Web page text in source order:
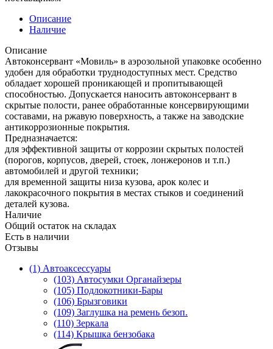
Описание
Наличие
Описание
Автоконсервант «Мовиль» в аэрозольной упаковке особенно
удобен для обработки труднодоступных мест. Средство
обладает хорошей проникающей и пропитывающей
способностью. Допускается наносить автоконсервант в
скрытые полости, ранее обработанные консервирующими
составами, на ржавую поверхность, а также на заводские
антикоррозионные покрытия.
Предназначается:
для эффективной защиты от коррозии скрытых полостей
(порогов, корпусов, дверей, стоек, лонжеронов и т.п.)
автомобилей и другой техники;
для временной защиты низа кузова, арок колес и
лакокрасочного покрытия в местах стыков и соединений
деталей кузова.
Наличие
Общий остаток на складах
Есть в наличии
Отзывы
(1) Автоаксессуары
(103) Автосумки Органайзеры
(105) Подлокотники-Бары
(106) Брызговики
(109) Заглушка на ремень безоп.
(110) Зеркала
(114) Крышка бензобака